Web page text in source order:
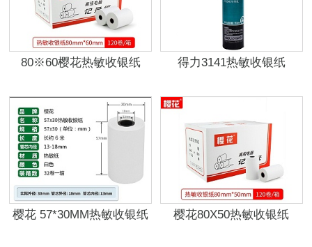
80※60樱花热敏收银纸 得力3141热敏收银纸
樱花 57*30MM热敏收银纸 樱花80X50热敏收银纸